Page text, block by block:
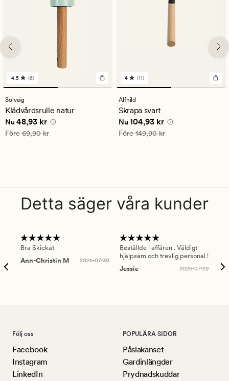
6
omdömen
med
ett
genomsnittligt
betyg
på
4.5
4.5 (6)
Solveig
Klädvårdsrulle natur
Nuvarande pris
Nu 48,93 kr
Ordinarie pris
Före69,90 kr
11
omdömen
med
ett
genomsnittligt
betyg
på
4
4 (11)
Alfhild
Skrapa svart
Nuvarande pris
Nu 104,93 kr
Ordinarie pris 149,90 kr
Före149,90 kr
Detta säger våra kunder
Bra Skickat
Ann-Christin M
2026-07-30
Beställde i affären . Väldigt
hjälpsam och trevlig personal !
Jessie
2026-07-29
Följ oss
Facebook
Instagram
LinkedIn
POPULÄRA SIDOR
Påslakanset
Gardinlängder
Prydnadskuddar